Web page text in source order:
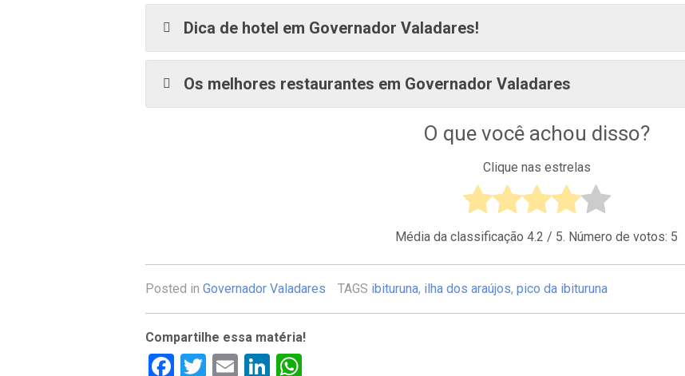
Dica de hotel em Governador Valadares!
Os melhores restaurantes em Governador Valadares
O que você achou disso?
Clique nas estrelas
Média da classificação 4.2 / 5. Número de votos: 5
Posted in Governador Valadares TAGS ibituruna, ilha dos araújos, pico da ibituruna
Compartilhe essa matéria!
Facebook
Twitter
EmailLinkedIn